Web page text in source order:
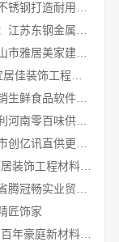
佛山禅城品质装饰家装施工，佛山市雅居美家建筑装饰工程有限公司
武进专业家庭装修效果图_常州宜居佳装饰工程有限公司
湖北省惠物电子商务有限公司畅销生鲜食品软件功能解析
河南本地低成本量贩零食全域盈利河南零百味供应链有限公司
无锡旧房安装哪家专业-无锡亿莱居装饰工程材料有限公司
匠饰家
苏州相城靠谱家装就近服务-苏州百年豪庭新材料有限公司